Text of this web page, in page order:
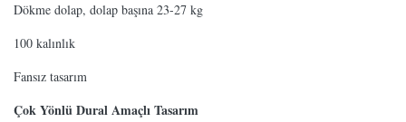
Dökme dolap, dolap başına 23-27 kg
100 kalınlık
Fansız tasarım
Çok Yönlü Dural Amaçlı Tasarım